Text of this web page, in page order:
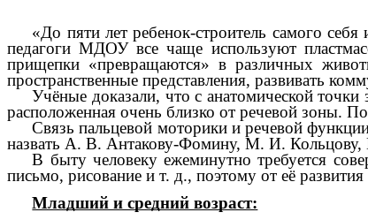
«До пяти лет ребенок-строитель самого
педагоги МДОУ все чаще используют
прищепки «превращаются» в различных
пространственные представления, развивать
Учёные доказали, что с анатомической
расположенная очень близко от речевой зоны.
Связь пальцевой моторики и речевой
назвать А. В. Антакову-Фомину, М. И.
В быту человеку ежеминутно требуется
письмо, рисование и т. д., поэтому от её
Младший и средний возраст: